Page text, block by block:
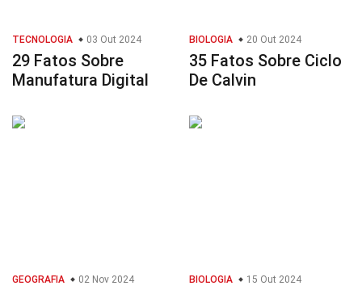
TECNOLOGIA 03 Out 2024
29 Fatos Sobre
Manufatura Digital
BIOLOGIA 20 Out 2024
35 Fatos Sobre Ciclo
De Calvin
GEOGRAFIA 02 Nov 2024 BIOLOGIA 15 Out 2024